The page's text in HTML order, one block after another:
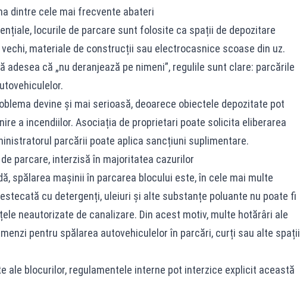
dintre cele mai frecvente abateri
locurile de parcare sunt folosite ca spații de depozitare
materiale de construcții sau electrocasnice scoase din uz.
adesea că „nu deranjează pe nimeni”, regulile sunt clare: parcările
devine și mai serioasă, deoarece obiectele depozitate pot
a incendiilor. Asociația de proprietari poate solicita eliberarea
parcării poate aplica sancțiuni suplimentare.
parcare, interzisă în majoritatea cazurilor
spălarea mașinii în parcarea blocului este, în cele mai multe
cu detergenți, uleiuri și alte substanțe poluante nu poate fi
neautorizate de canalizare. Din acest motiv, multe hotărâri ale
pentru spălarea autovehiculelor în parcări, curți sau alte spații
ale blocurilor, regulamentele interne pot interzice explicit această